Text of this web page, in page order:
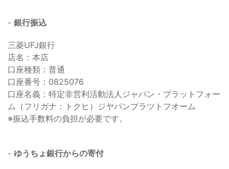
- 銀行振込
三菱UFJ銀行
店名：本店
口座種類：普通
口座番号：0825076
口座名義：特定非営利活動法人ジャパン・プラットフォー
ム（フリガナ：トクヒ）ジヤパンプラツトフオーム
※振込手数料の負担が必要です。
- ゆうちょ銀行からの寄付